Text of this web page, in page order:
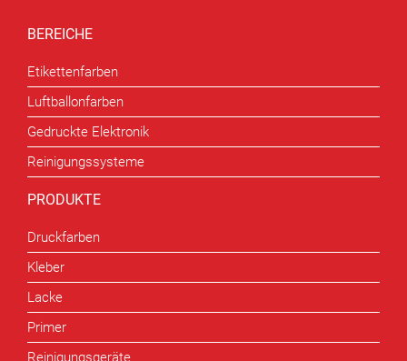
BEREICHE
Etikettenfarben
Luftballonfarben
Gedruckte Elektronik
Reinigungssysteme
PRODUKTE
Druckfarben
Kleber
Lacke
Primer
Reinigungsgeräte